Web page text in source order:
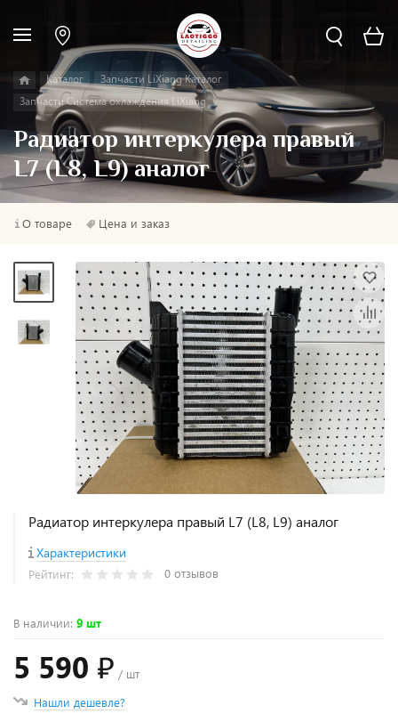
Каталог
Запчасти LiXiang Каталог
Запчасти Система охлаждения LiXiang
Радиатор интеркулера правый
L7 (L8, L9) аналог
О товаре Цена и заказ
Радиатор интеркулера правый L7 (L8, L9) аналог
Характеристики
Рейтинг: 0 отзывов
В наличии: 9 шт
5 590 ₽ / шт
Нашли дешевле?